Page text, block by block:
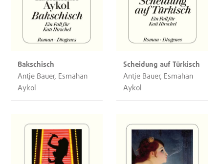
Bakschisch
Antje Bauer, Esmahan
Aykol
Scheidung auf Türkisch
Antje Bauer, Esmahan
Aykol